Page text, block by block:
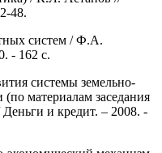
48.
систем / Ф.А.
- 162 с.
системы земельно-
материалам заседания
и кредит. – 2008. -